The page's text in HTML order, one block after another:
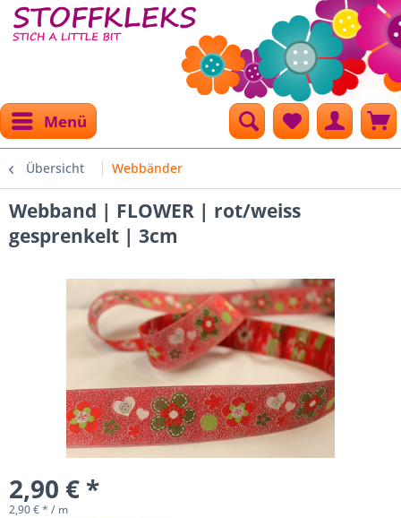
Menü
Übersicht Webbänder
Webband | FLOWER | rot/weiss
gesprenkelt | 3cm
2,90 € *
2,90 € * / m